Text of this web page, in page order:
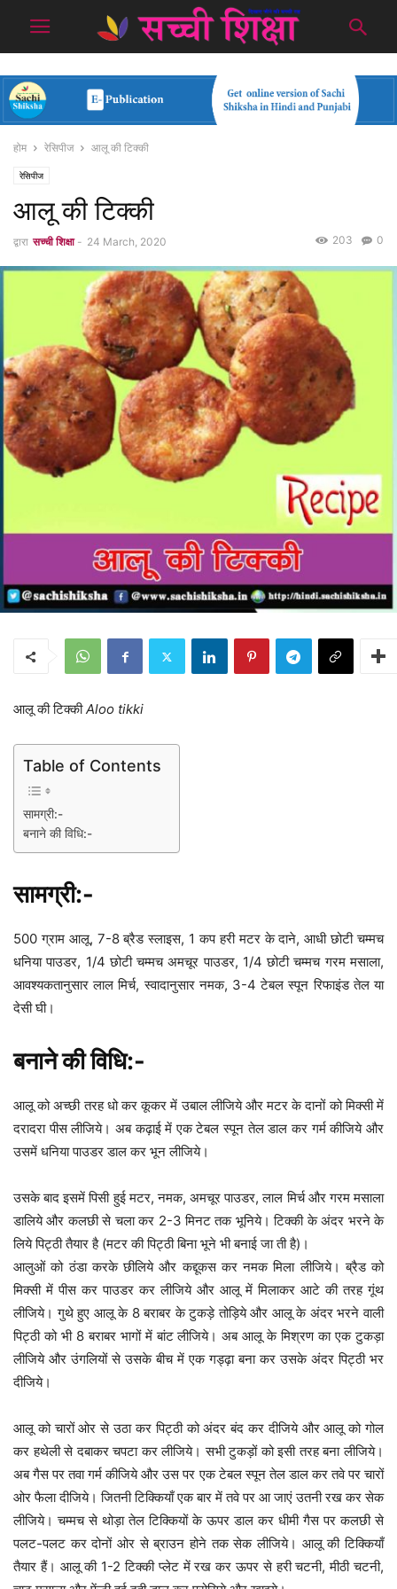
होम रेसिपीज आलू की टिक्की
रेसिपीज
आलू की टिक्की
द्वारा सच्ची शिक्षा - 24 March, 2020 0
203
आलू की टिक्कीAloo tikki
Table of Contents
सामग्री:-
बनाने की विधि:-
सामग्री:-
500 ग्राम आलू, 7-8 ब्रैड स्लाइस, 1 कप हरी मटर के दाने, आधी छोटी चम्मच
धनिया पाउडर, 1/4 छोटी चम्मच अमचूर पाउडर, 1/4 छोटी चम्मच गरम मसाला,
आवश्यकतानुसार लाल मिर्च, स्वादानुसार नमक, 3-4 टेबल स्पून रिफाइंड तेल या
देसी घी।
बनाने की विधि:-
आलू को अच्छी तरह धो कर कूकर में उबाल लीजिये और मटर के दानों को मिक्सी में
दरादरा पीस लीजिये। अब कढ़ाई में एक टेबल स्पून तेल डाल कर गर्म कीजिये और
उसमें धनिया पाउडर डाल कर भून लीजिये।
उसके बाद इसमें पिसी हुई मटर, नमक, अमचूर पाउडर, लाल मिर्च और गरम मसाला
डालिये और कलछी से चला कर 2-3 मिनट तक भूनिये। टिक्की के अंदर भरने के
लिये पिट्ठी तैयार है (मटर की पिट्ठी बिना भूने भी बनाई जा ती है)।
आलुओं को ठंडा करके छीलिये और कद्दूकस कर नमक मिला लीजिये। ब्रैड को
मिक्सी में पीस कर पाउडर कर लीजिये और आलू में मिलाकर आटे की तरह गूंथ
लीजिये। गुथे हुए आलू के 8 बराबर के टुकड़े तोड़िये और आलू के अंदर भरने वाली
पिट्ठी को भी 8 बराबर भागों में बांट लीजिये। अब आलू के मिश्रण का एक टुकड़ा
लीजिये और उंगलियों से उसके बीच में एक गड्ढ़ा बना कर उसके अंदर पिट्ठी भर
दीजिये।
आलू को चारों ओर से उठा कर पिट्ठी को अंदर बंद कर दीजिये और आलू को गोल
कर हथेली से दबाकर चपटा कर लीजिये। सभी टुकड़ों को इसी तरह बना लीजिये।
अब गैस पर तवा गर्म कीजिये और उस पर एक टेबल स्पून तेल डाल कर तवे पर चारों
ओर फैला दीजिये। जितनी टिक्कियाँ एक बार में तवे पर आ जाएं उतनी रख कर सेक
लीजिये। चम्मच से थोड़ा तेल टिक्कियों के ऊपर डाल कर धीमी गैस पर कलछी से
पलट-पलट कर दोनों ओर से ब्राउन होने तक सेक लीजिये। आलू की टिक्कियाँ
तैयार हैं। आलू की 1-2 टिक्की प्लेट में रख कर ऊपर से हरी चटनी, मीठी चटनी,